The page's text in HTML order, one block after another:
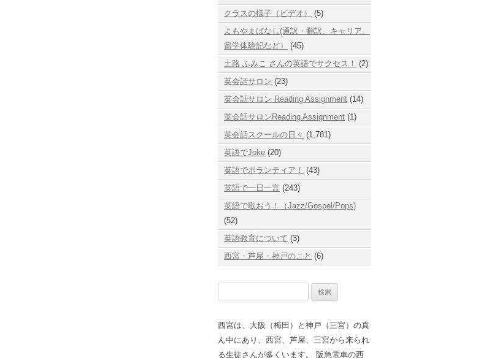
クラスの様子（ビデオ）
(5)
よもやまばなし(通訳・翻訳、キャリア、
留学体験記など）
(45)
土路 ふみこ さんの英語でサクセス！
(2)
英会話サロン (23)
英会話サロン Reading Assignment (14)
英会話サロンReading Assignment (1)
英会話スクールの日々 (1,781)
英語でJoke (20)
英語でボランティア！
(43)
英語で一日一言 (243)
英語で歌おう！（Jazz/Gospel/Pops)
(52)
英語教育について (3)
西宮・芦屋・神戸のこと (6)
西宮は、大阪（梅田）と神戸（三宮）の真
ん中にあり、西宮、芦屋、三宮から来られ
る生徒さんが多くいます。 阪急電車の西